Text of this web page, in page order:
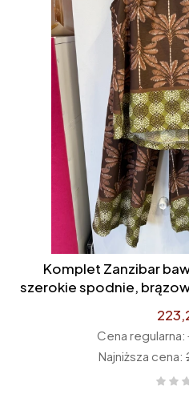
Komplet Zanzibar
szerokie spodnie,
we wzory
Cena regularna:
Najniższa cena: